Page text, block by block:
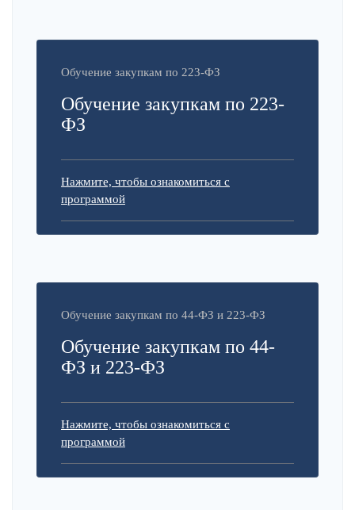
Обучение закупкам по 223-ФЗ
Обучение закупкам по 223-
ФЗ
Нажмите, чтобы ознакомиться с
программой
Обучение закупкам по 44-ФЗ и 223-ФЗ
Обучение закупкам по 44-
ФЗ и 223-ФЗ
Нажмите, чтобы ознакомиться с
программой